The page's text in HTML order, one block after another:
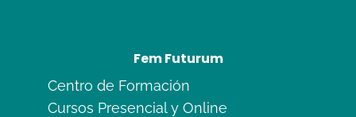
Fem Futurum
Centro de Formación
Cursos Presencial y Online